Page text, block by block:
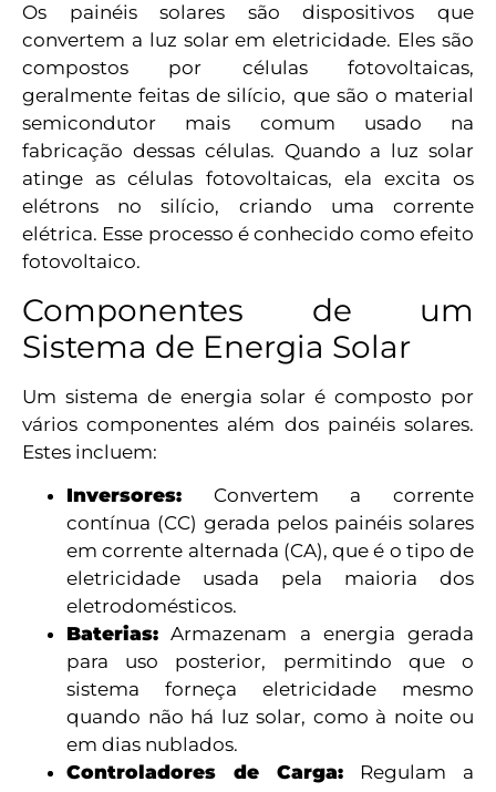
Os painéis solares são dispositivos que
convertem a luz solar em eletricidade. Eles são
compostos por células fotovoltaicas,
geralmente feitas de silício, que são o material
semicondutor mais comum usado na
fabricação dessas células. Quando a luz solar
atinge as células fotovoltaicas, ela excita os
elétrons no silício, criando uma corrente
elétrica. Esse processo é conhecido como efeito
fotovoltaico.
Componentes de um
Sistema de Energia Solar
Um sistema de energia solar é composto por
vários componentes além dos painéis solares.
Estes incluem:
Inversores: Convertem a corrente
contínua (CC) gerada pelos painéis solares
em corrente alternada (CA), que é o tipo de
eletricidade usada pela maioria dos
eletrodomésticos.
Baterias: Armazenam a energia gerada
para uso posterior, permitindo que o
sistema forneça eletricidade mesmo
quando não há luz solar, como à noite ou
em dias nublados.
Controladores de Carga: Regulam a